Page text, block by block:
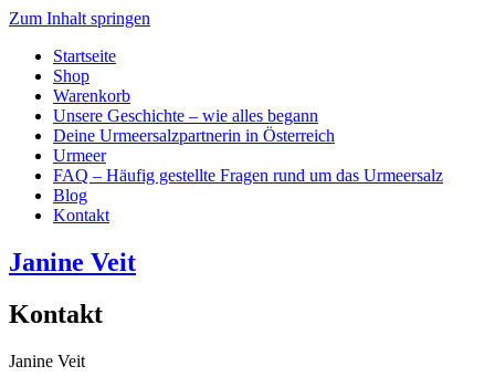
Zum Inhalt springen
Startseite
Shop
Warenkorb
Unsere Geschichte – wie alles begann
Deine Urmeersalzpartnerin in Österreich
Urmeer
FAQ – Häufig gestellte Fragen rund um das Urmeersalz
Blog
Kontakt
Janine Veit
Kontakt
Janine Veit